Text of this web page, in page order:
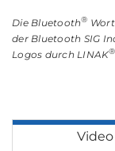
Die Bluetooth®
der Bluetooth SIG
Logos durch LINAK®
Video